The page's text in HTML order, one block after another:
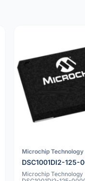
Microchip Technology
DSC1001DI2-125-
Microchip Technology